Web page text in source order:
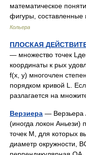
математическое
фигуры,
Кольера
ПЛОСКАЯ
— множество точек
координаты к рых
f(x, у) многочлен
порядком кривой L.
разлагается на
Верзиера — Верзьера
(иногда локон Аньези)
точек M, для которых
диаметр окружности,